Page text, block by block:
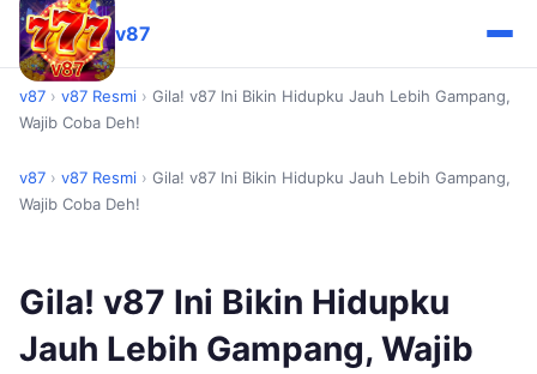
v87
v87 › v87 Resmi › Gila! v87 Ini Bikin Hidupku Jauh Lebih Gampang,
Wajib Coba Deh!
v87 › v87 Resmi › Gila! v87 Ini Bikin Hidupku Jauh Lebih Gampang,
Wajib Coba Deh!
Gila! v87 Ini Bikin Hidupku
Jauh Lebih Gampang, Wajib